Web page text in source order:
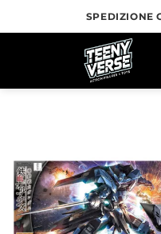
ai
SPEDIZIONE